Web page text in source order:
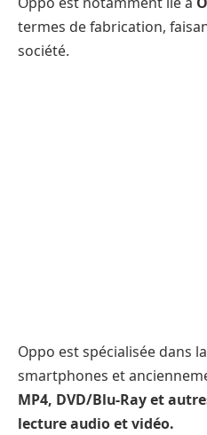
termes de fabrication,
société.
Oppo est spécialisée dans
smartphones et
MP4, DVD/Blu-Ray et
lecture audio et vidéo.